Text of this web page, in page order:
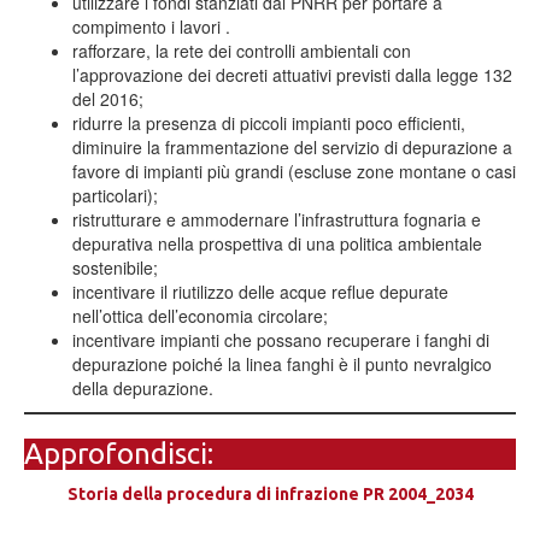
compimento i lavori .
rafforzare, la rete dei controlli ambientali con
l’approvazione dei decreti attuativi previsti dalla legge 132
del 2016;
ridurre la presenza di piccoli impianti poco efficienti,
diminuire la frammentazione del servizio di depurazione a
favore di impianti più grandi (escluse zone montane o casi
particolari);
ristrutturare e ammodernare l’infrastruttura fognaria e
depurativa nella prospettiva di una politica ambientale
sostenibile;
incentivare il riutilizzo delle acque reflue depurate
nell’ottica dell’economia circolare;
incentivare impianti che possano recuperare i fanghi di
depurazione poiché la linea fanghi è il punto nevralgico
della depurazione.
Approfondisci:
Storia della procedura di infrazione PR 2004_2034